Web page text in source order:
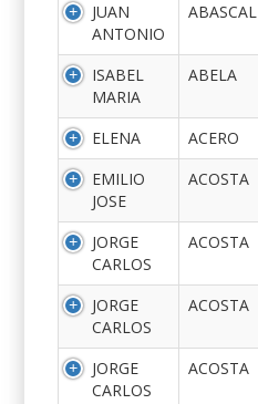
JUAN
ANTONIO
ABASCAL
ISABEL
MARIA
ABELA
ELENA ACERO
EMILIO
JOSE
ACOSTA
JORGE
CARLOS
ACOSTA
JORGE
CARLOS
ACOSTA
JORGE
CARLOS
ACOSTA